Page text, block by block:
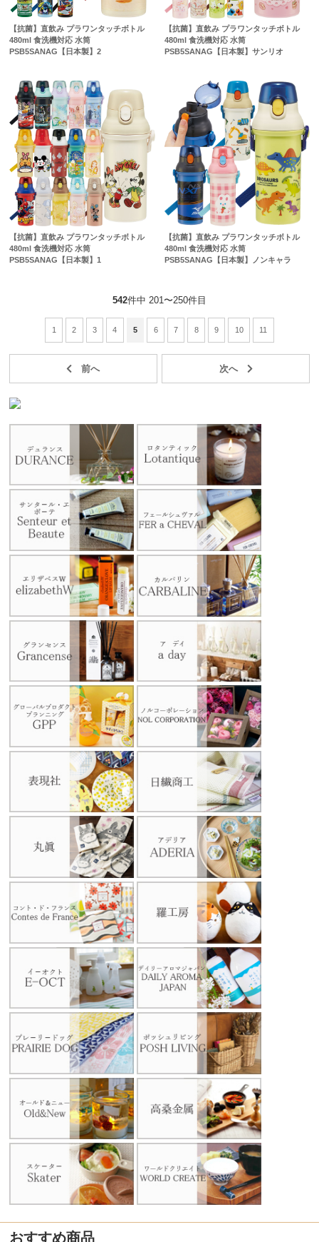
【抗菌】直飲み プラワンタッチボトル
480ml 食洗機対応 水筒
PSB5SANAG【日本製】2
【抗菌】直飲み プラワンタッチボトル
480ml 食洗機対応 水筒
PSB5SANAG【日本製】サンリオ
【抗菌】直飲み プラワンタッチボトル
480ml 食洗機対応 水筒
PSB5SANAG【日本製】1
【抗菌】直飲み プラワンタッチボトル
480ml 食洗機対応 水筒
PSB5SANAG【日本製】ノンキャラ
542件中 201〜250件目
1 2 3 4 5 6 7 8 9 10 11
おすすめ商品